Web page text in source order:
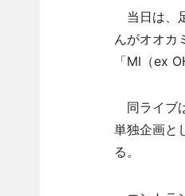
当日は、
んがオオカ
「MI（ex
同ライブ
単独企画と
る。